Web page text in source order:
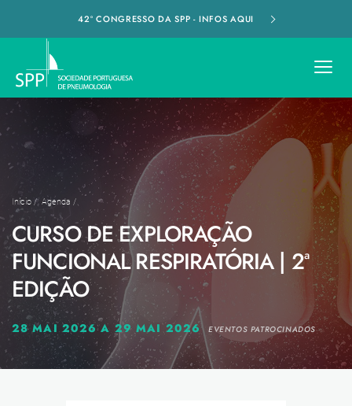
42º CONGRESSO DA SPP - INFOS AQUI
Início / Agenda /
CURSO DE EXPLORAÇÃO
FUNCIONAL RESPIRATÓRIA | 2ª
EDIÇÃO
28 MAI 2026 A 29 MAI 2026 EVENTOS PATROCINADOS